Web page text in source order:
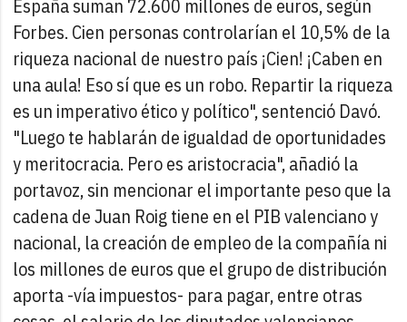
España suman 72.600 millones de euros, según
Forbes. Cien personas controlarían el 10,5% de la
riqueza nacional de nuestro país ¡Cien! ¡Caben en
una aula! Eso sí que es un robo. Repartir la riqueza
es un imperativo ético y político", sentenció Davó.
"Luego te hablarán de igualdad de oportunidades
y meritocracia. Pero es aristocracia", añadió la
portavoz, sin mencionar el importante peso que la
cadena de Juan Roig tiene en el PIB valenciano y
nacional, la creación de empleo de la compañía ni
los millones de euros que el grupo de distribución
aporta -vía impuestos- para pagar, entre otras